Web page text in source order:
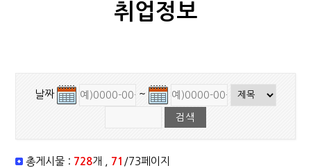
취업정보
날짜 ~
총게시물 : 728 개 , 71 /73페이지